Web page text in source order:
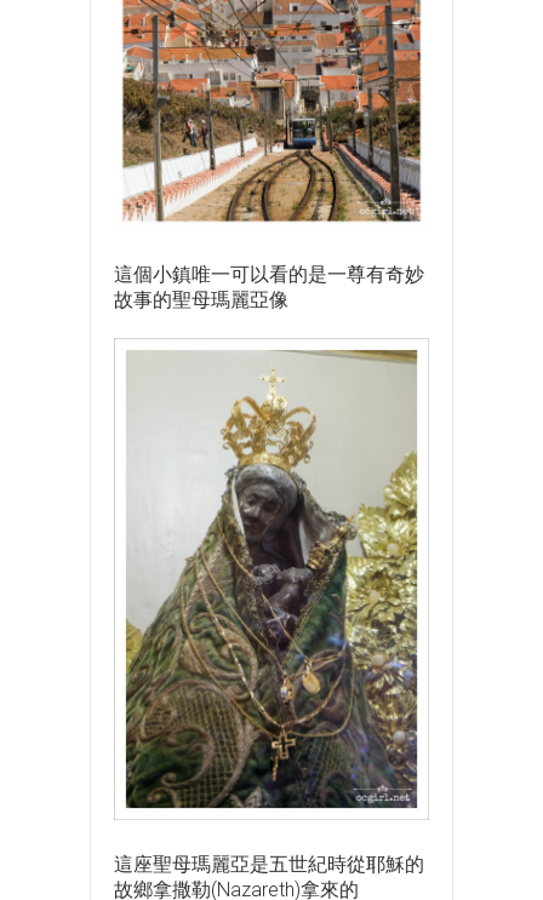
這個小鎮唯一可以看的是一尊有奇妙
故事的聖母瑪麗亞像
這座聖母瑪麗亞是五世紀時從耶穌的
故鄉拿撒勒(Nazareth)拿來的